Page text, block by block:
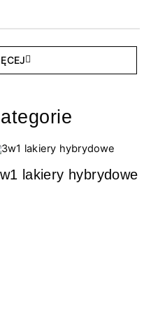
lakiery hybrydowe